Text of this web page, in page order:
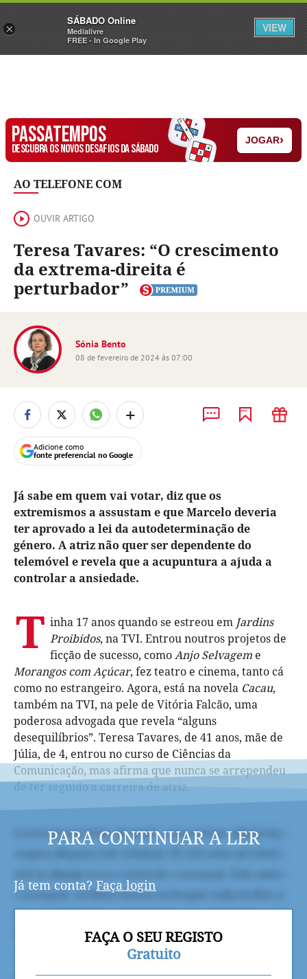
Sábado Assine Iniciar Sessão
PASSATEMPOS
DESCUBRA OS NOVOS DESAFIOS DA SÁBADO
JOGAR›
AO TELEFONE COM
OUVIR ARTIGO
Teresa Tavares: “O crescimento
da extrema-direita é
perturbador”
Sónia Bento
08 de fevereiro de 2024 às 07:00
+
Adicione como
fonte preferencial no Google
Já sabe em quem vai votar, diz que os
extremismos a assustam e que Marcelo deveria
ter aprovado a lei da autodeterminação de
género. A atriz não quer ser dependente do
telemóvel e revela que a acupuntura a ajuda a
controlar a ansiedade.
T inha 17 anos quando se estreou em Jardins
Proibidos, na TVI. Entrou noutros projetos de
ficção de sucesso, comoAnjo Selvagem e
Morangos com Açúcar, fez teatro e cinema, tanto cá
como no estrangeiro. Agora, está na novela Cacau,
também na TVI, na pele de Vitória Falcão, uma
poderosa advogada que revela “alguns
desequilíbrios”. Teresa Tavares, de 41 anos, mãe de
Júlia, de 4, entrou no curso de Ciências da
Comunicação, mas afirma que nunca se arrependeu
de ter seguido a carreira de atriz.
PARA CONTINUAR A LER
Já tem conta? Faça login
FAÇA O SEU REGISTO
Gratuito
×
SÁBADO Online
Medialivre
FREE - In Google Play
VIEW